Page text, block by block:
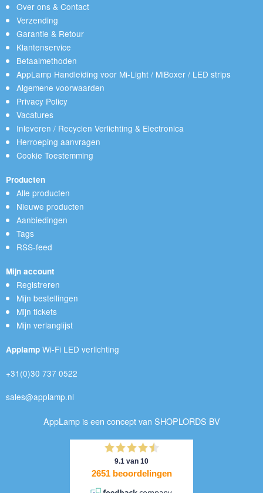
Over ons & Contact
Verzending
Garantie & Retour
Klantenservice
Betaalmethoden
AppLamp Handleiding voor Mi-Light / MiBoxer / LED strips
Algemene voorwaarden
Privacy Policy
Vacatures
Inleveren / Recyclen Verlichting & Electronica
Herroeping aanvragen
Cookie Toestemming
Producten
Alle producten
Nieuwe producten
Aanbiedingen
Tags
RSS-feed
Mijn account
Registreren
Mijn bestellingen
Mijn tickets
Mijn verlanglijst
Applamp Wi-Fi LED verlichting
+31(0)30 737 0522
sales@applamp.nl
AppLamp is een concept van SHOPLORDS BV